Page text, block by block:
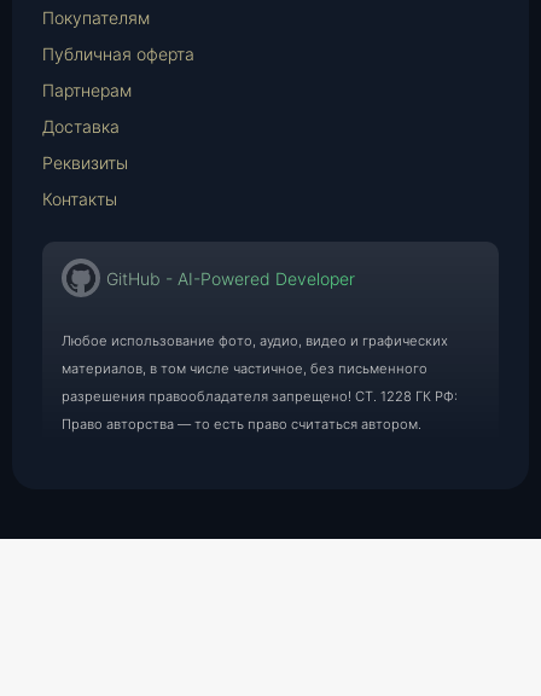
Mail
Покупателям
Публичная оферта
Партнерам
Доставка
Реквизиты
Контакты
GitHub - AI-Powered Developer
Любое использование фото, аудио, видео и графических
материалов, в том числе частичное, без письменного
разрешения правообладателя запрещено! СТ. 1228 ГК РФ:
Право авторства — то есть право считаться автором.